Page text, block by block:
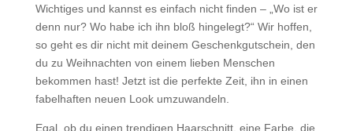
Wichtiges und kannst es einfach nicht finden – „Wo ist er
denn nur? Wo habe ich ihn bloß hingelegt?“ Wir hoffen,
so geht es dir nicht mit deinem Geschenkgutschein, den
du zu Weihnachten von einem lieben Menschen
bekommen hast! Jetzt ist die perfekte Zeit, ihn in einen
fabelhaften neuen Look umzuwandeln.
Egal, ob du einen trendigen Haarschnitt, eine Farbe, die